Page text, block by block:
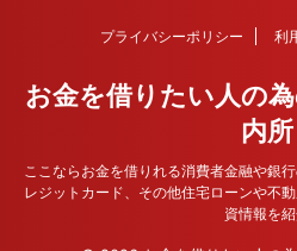
プライバシーポリシー 利
お金を借りたい人の
内所
ここならお金を借りれる消費者金融や銀
レジットカード、その他住宅ローンや不
資情報を